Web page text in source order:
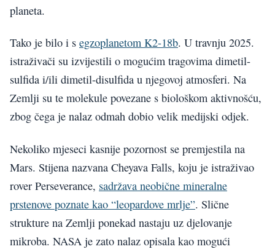
planeta.
Tako je bilo i s egzoplanetom K2-18b. U travnju 2025.
istraživači su izvijestili o mogućim tragovima dimetil-
sulfida i/ili dimetil-disulfida u njegovoj atmosferi. Na
Zemlji su te molekule povezane s biološkom aktivnošću,
zbog čega je nalaz odmah dobio velik medijski odjek.
Nekoliko mjeseci kasnije pozornost se premjestila na
Mars. Stijena nazvana Cheyava Falls, koju je istraživao
rover Perseverance, sadržava neobične mineralne
prstenove poznate kao “leopardove mrlje”. Slične
strukture na Zemlji ponekad nastaju uz djelovanje
mikroba. NASA je zato nalaz opisala kao mogući